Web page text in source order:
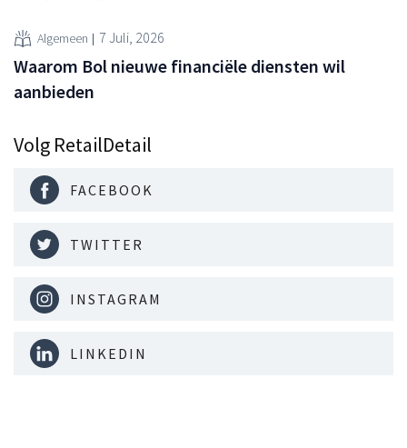
Algemeen 7 Juli, 2026
Waarom Bol nieuwe financiële diensten wil
aanbieden
Volg RetailDetail
FACEBOOK
TWITTER
INSTAGRAM
LINKEDIN